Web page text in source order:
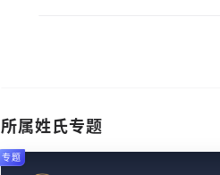
所属姓氏专题
专题